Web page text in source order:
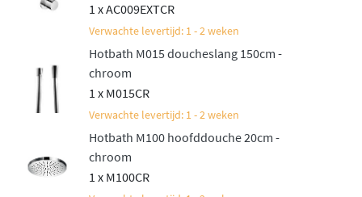
mengkraan
1 x AC009EXTCR
Verwachte levertijd: 1 - 2 weken
Hotbath M015 doucheslang 150cm -
chroom
1 x M015CR
Verwachte levertijd: 1 - 2 weken
Hotbath M100 hoofddouche 20cm -
chroom
1 x M100CR